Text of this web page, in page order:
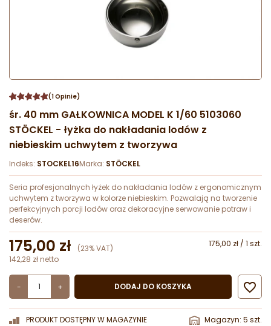
(1 Opinie)
śr. 40 mm GAŁKOWNICA MODEL K 1/60 5103060
STÖCKEL - łyżka do nakładania lodów z
niebieskim uchwytem z tworzywa
Indeks: STOCKEL16Marka: STÖCKEL
Seria profesjonalnych łyżek do nakładania lodów z ergonomicznym
uchwytem z tworzywa w kolorze niebieskim. Pozwalają na tworzenie
perfekcyjnych porcji lodów oraz dekoracyjne serwowanie potraw i
deserów.
175,00 zł (23% VAT)
175,00 zł / 1 szt.
142,28 zł netto
- + DODAJ DO KOSZYKA 
PRODUKT DOSTĘPNY W MAGAZYNIE Magazyn: 5 szt.